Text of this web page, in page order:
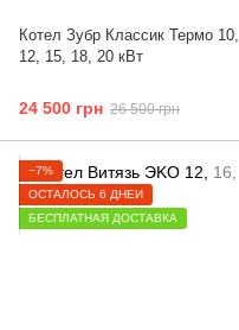
Котел Зубр Классик Термо 10,
12, 15, 18, 20 кВт
24 500 грн 26 500 грн
−7%
ОСТАЛОСЬ 6 ДНЕЙ
БЕСПЛАТНАЯ ДОСТАВКА